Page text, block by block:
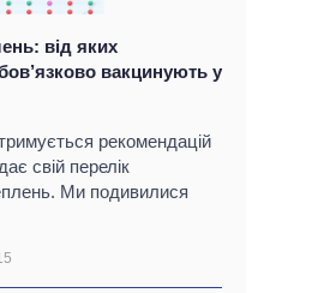
від яких
вакцинують у
рекомендацій
свій перелік
Ми подивилися